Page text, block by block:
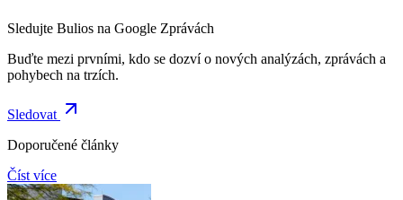
Sledujte Bulios na Google Zprávách
Buďte mezi prvními, kdo se dozví o nových analýzách, zprávách a
pohybech na trzích.
Sledovat
Doporučené články
Číst více